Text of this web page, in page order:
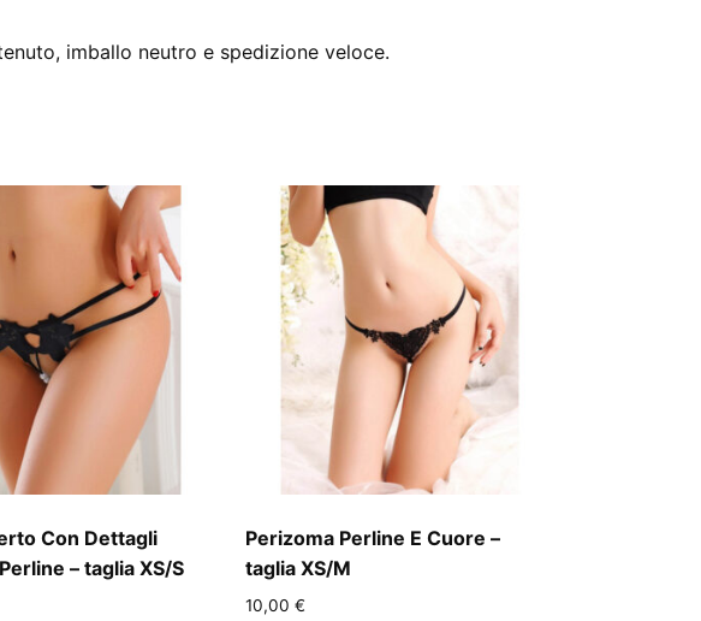
imballo neutro e spedizione veloce.
Con Dettagli
– taglia XS/S
Perizoma Perline E Cuore –
taglia XS/M
10,00 €